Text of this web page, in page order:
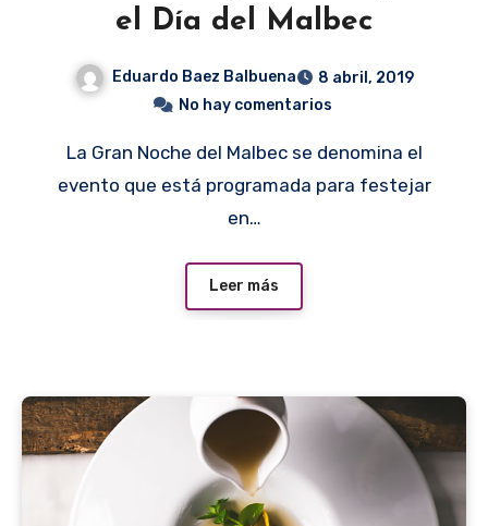
el Día del Malbec
Eduardo Baez Balbuena
8 abril, 2019
No hay comentarios
La Gran Noche del Malbec se denomina el
evento que está programada para festejar
en…
Leer más